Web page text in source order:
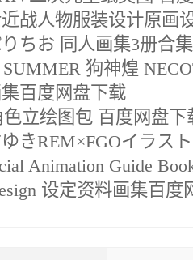
战人物服装设计原画
百度网盘下载
立绘图包 百度网盘下
设定资料画集百度